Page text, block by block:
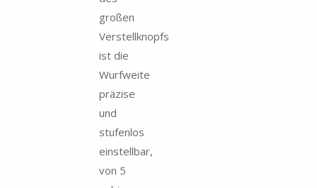
großen
Verstellknopfs
ist die
Wurfweite
präzise
und
stufenlos
einstellbar,
von 5